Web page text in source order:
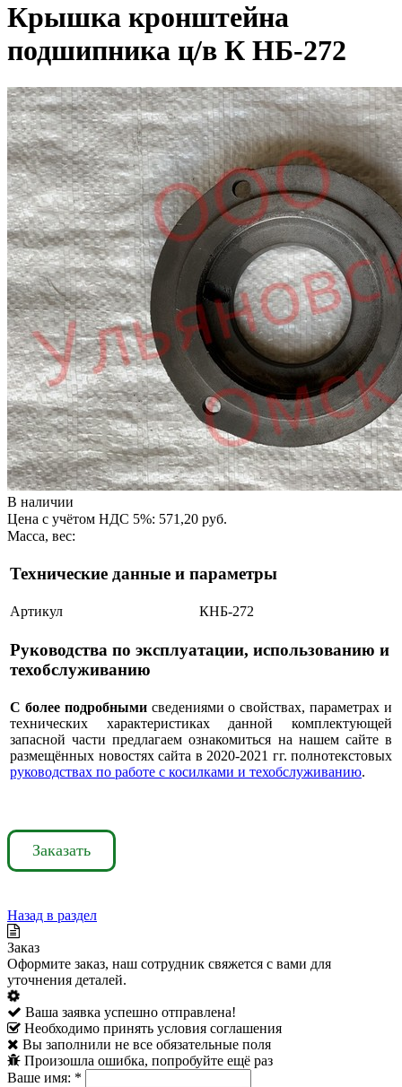
Крышка кронштейна
подшипника ц/в К НБ-272
В наличии
Цена с учётом НДС 5%: 571,20 руб.
Масса, вес:
Технические данные и параметры
Артикул КНБ-272
Руководства по эксплуатации, использованию и
техобслуживанию
С более подробнымисведениями о свойствах, параметрах и
технических характеристиках данной комплектующей
запасной части предлагаем ознакомиться на нашем сайте в
размещённых новостях сайта в 2020-2021 гг. полнотекстовых
руководствах по работе с косилками и техобслуживанию.
Заказать
Назад в раздел
Заказ
Оформите заказ, наш сотрудник свяжется с вами для
уточнения деталей.
Ваша заявка успешно отправлена!
Необходимо принять условия соглашения
Вы заполнили не все обязательные поля
Произошла ошибка, попробуйте ещё раз
Ваше имя: *